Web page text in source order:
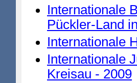
Internationale
Pückler-Land
Internationale
Internationale
Kreisau - 2009